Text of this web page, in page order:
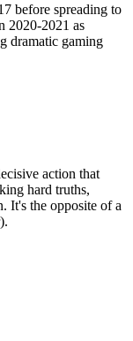
before spreading to
2020-2021 as
dramatic gaming
action that
hard truths,
It's the opposite of a